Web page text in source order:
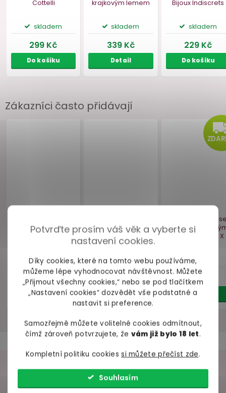
Potvrďte prosím váš věk a vyberte si
nastavení cookies.
Díky cookies, které na tomto webu používáme,
můžeme lépe vyhodnocovat návštěvnost. Můžete
„Přijmout všechny cookies,“ nebo se pod tlačítkem
„Nastavení cookies“ dozvědět vše podstatné a
nastavit si preference.
Samozřejmě můžete volitelné cookies odmítnout,
čímž zároveň potvrzujete, že vám již bylo 18 let.
Kompletní politiku cookiessi můžete přečíst zde.
Souhlasím
299 Kč
Do košíku
skladem
339 Kč
Detail
Bijoux
Bad
Do
Zákazníci často přidávají
VAŠE ZKUŠENOSTI